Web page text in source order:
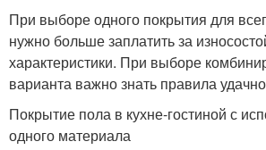
При выборе одного покрытия для
нужно больше заплатить за
характеристики. При выборе
варианта важно знать правила
Покрытие пола в кухне-гостиной с
одного материала